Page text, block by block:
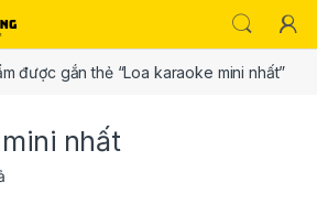
được gắn thẻ “Loa karaoke mini nhất”
nhất